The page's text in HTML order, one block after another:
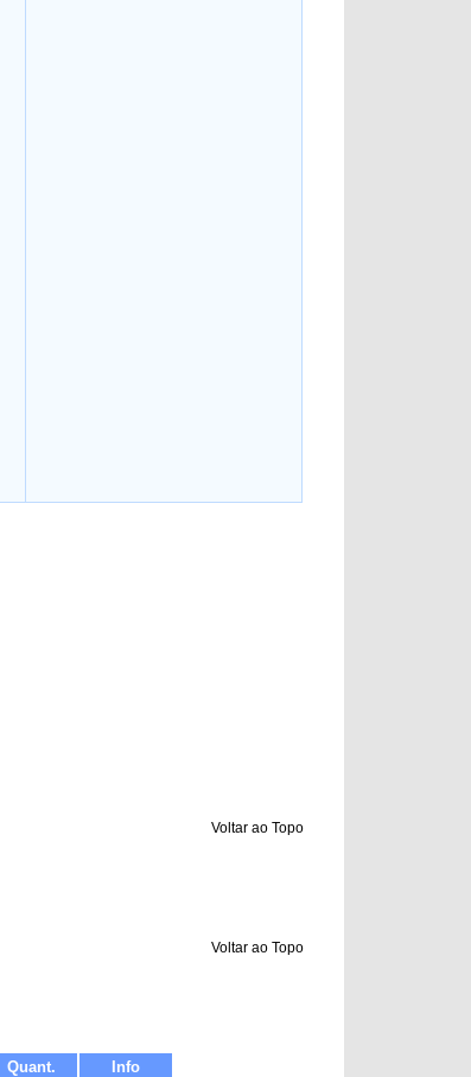
Voltar ao Topo
Voltar ao Topo
Quant. Info